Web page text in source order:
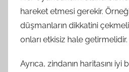
hareket etmesi gerekir.
düşmanların dikkatini
onları etkisiz hale getirmelidir.
Ayrıca, zindanın haritasını